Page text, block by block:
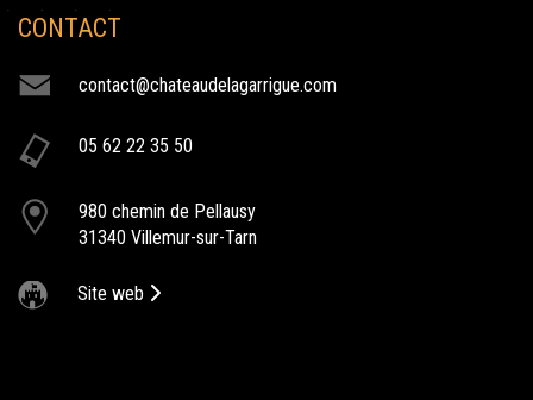
lancement de produit
Le Château de la Garrigue vous permet d'organiser votre
afterwork au chateau de la garrigue
Tout l'été, venez découvrir nos soirées afterworks qui se
anniversaire au chateau
CONTACT
contact@chateaudelagarrigue.com
05 62 22 35 50
980 chemin de Pellausy
31340 Villemur-sur-Tarn
Site web